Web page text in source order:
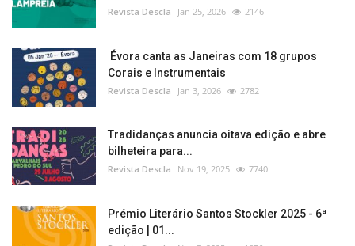
Revista Descla Jan 25, 2026 2146
Évora canta as Janeiras com 18 grupos
Corais e Instrumentais
Revista Descla Jan 3, 2026 2782
Tradidanças anuncia oitava edição e abre
bilheteira para...
Revista Descla Nov 19, 2025 7740
Prémio Literário Santos Stockler 2025 - 6ª
edição | 01...